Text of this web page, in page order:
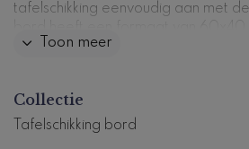
tafelschikking eenvoudig aan met
60x40 cm, 80x60 cm, 70x70 cm,
Toon meer
Collectie
Tafelschikking bord